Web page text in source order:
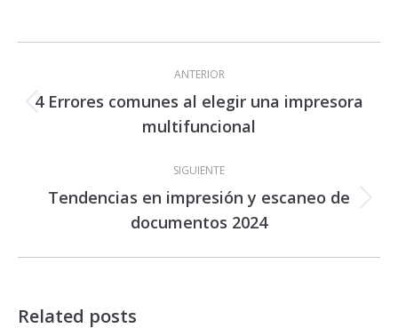
Navegación
publicaciones
ANTERIOR
Publicación
anterior:
4 Errores comunes al elegir una impresora
multifuncional
SIGUIENTE
Publicación
siguiente:
Tendencias en impresión y escaneo de
documentos 2024
Related posts